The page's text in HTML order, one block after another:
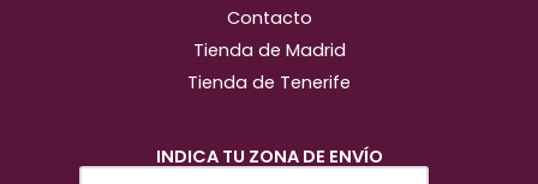
Contacto
Tienda de Madrid
Tienda de Tenerife
INDICA TU ZONA DE ENVÍO